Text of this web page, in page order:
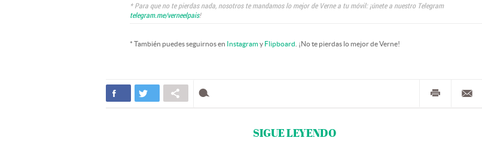
* Para que no te pierdas nada, nosotros te mandamos lo mejor de Verne a tu móvil: ¡únete a nuestro Telegram
telegram.me/verneelpais!
* También puedes seguirnos en Instagramy Flipboard . ¡No te pierdas lo mejor de Verne!
SIGUE LEYENDO